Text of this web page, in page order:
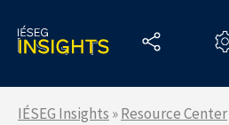
the
content
IÉSEG Insights »Resource Center